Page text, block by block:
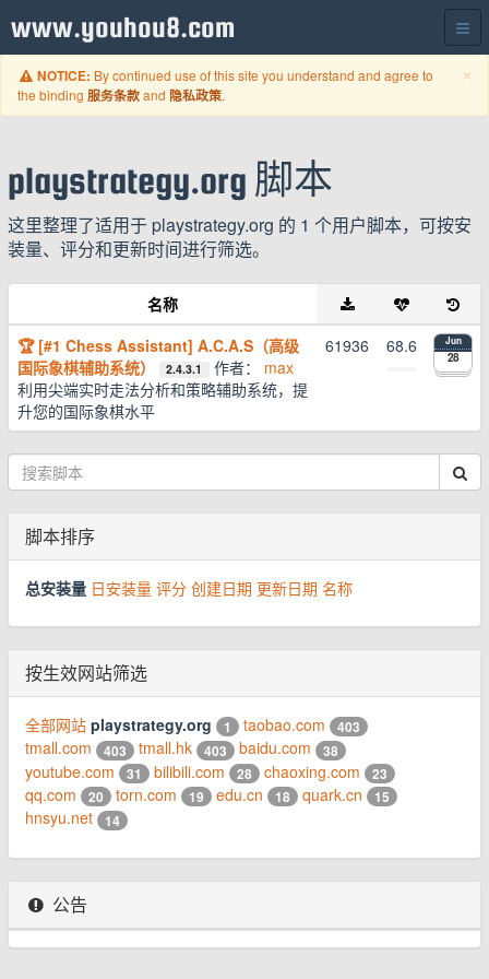
www.youhou8.com
×
NOTICE: By continued use of this site you understand and agree to
the binding 服务条款and 隐私政策.
playstrategy.org 脚本
这里整理了适用于 playstrategy.org 的 1 个用户脚本，可按安
装量、评分和更新时间进行筛选。
名称
🏆 [#1 Chess Assistant] A.C.A.S（高级
国际象棋辅助系统）
2.4.3.1 作者： max
利用尖端实时走法分析和策略辅助系统，提
升您的国际象棋水平
61936 68.6 Jun
28
脚本排序
总安装量 日安装量 评分 创建日期 更新日期 名称
按生效网站筛选
全部网站 playstrategy.org 1 taobao.com 403
tmall.com 403 tmall.hk 403 baidu.com 38
youtube.com 31 bilibili.com 28 chaoxing.com 23
qq.com 20 torn.com 19 edu.cn 18 quark.cn 15
hnsyu.net 14
公告